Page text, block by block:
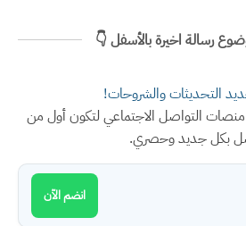
رسالة اخيرة بالأسفل 👇
التحديثات والشروحات!
منصات التواصل الاجتماعي لتكون أول من
بكل جديد وحصري.
انضم الآن